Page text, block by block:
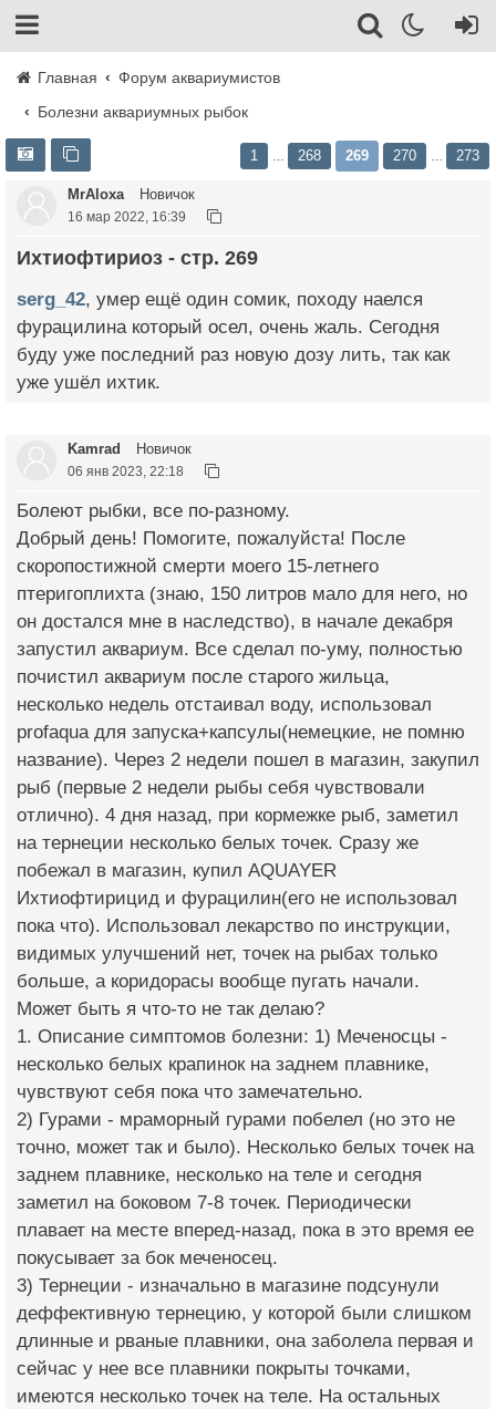
Главная
Форум аквариумистов
Болезни аквариумных рыбок
1 268 269 270 273
MrAloxa Новичок
16 мар 2022, 16:39
Ихтиофтириоз - стр. 269
serg_42, умер ещё один сомик, походу наелся
фурацилина который осел, очень жаль. Сегодня
буду уже последний раз новую дозу лить, так как
уже ушёл ихтик.
Kamrad Новичок
06 янв 2023, 22:18
Болеют рыбки, все по-разному.
Добрый день! Помогите, пожалуйста! После
скоропостижной смерти моего 15-летнего
птеригоплихта (знаю, 150 литров мало для него, но
он достался мне в наследство), в начале декабря
запустил аквариум. Все сделал по-уму, полностью
почистил аквариум после старого жильца,
несколько недель отстаивал воду, использовал
profaqua для запуска+капсулы(немецкие, не помню
название). Через 2 недели пошел в магазин, закупил
рыб (первые 2 недели рыбы себя чувствовали
отлично). 4 дня назад, при кормежке рыб, заметил
на тернеции несколько белых точек. Сразу же
побежал в магазин, купил AQUAYER
Ихтиофтирицид и фурацилин(его не использовал
пока что). Использовал лекарство по инструкции,
видимых улучшений нет, точек на рыбах только
больше, а коридорасы вообще пугать начали.
Может быть я что-то не так делаю?
1. Описание симптомов болезни: 1) Меченосцы -
несколько белых крапинок на заднем плавнике,
чувствуют себя пока что замечательно.
2) Гурами - мраморный гурами побелел (но это не
точно, может так и было). Несколько белых точек на
заднем плавнике, несколько на теле и сегодня
заметил на боковом 7-8 точек. Периодически
плавает на месте вперед-назад, пока в это время ее
покусывает за бок меченосец.
3) Тернеции - изначально в магазине подсунули
деффективную тернецию, у которой были слишком
длинные и рваные плавники, она заболела первая и
сейчас у нее все плавники покрыты точками,
имеются несколько точек на теле. На остальных